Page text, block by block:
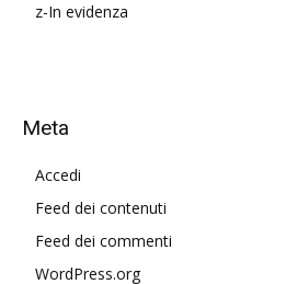
z-In evidenza
Meta
Accedi
Feed dei contenuti
Feed dei commenti
WordPress.org